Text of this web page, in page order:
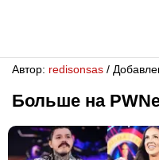
Автор: redisonsas /
Больше на